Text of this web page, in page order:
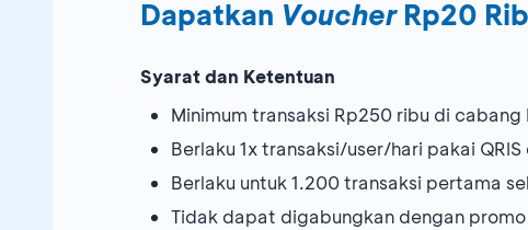
Dapatkan VoucherRp20
Syarat dan Ketentuan
Minimum transaksi Rp250 ribu di cabang
Berlaku 1x transaksi/user/hari pakai QRIS
Berlaku untuk 1.200 transaksi pertama
Tidak dapat digabungkan dengan promo